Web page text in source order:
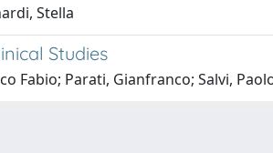
Stella
Studies
Fabio; Parati, Gianfranco; Salvi,